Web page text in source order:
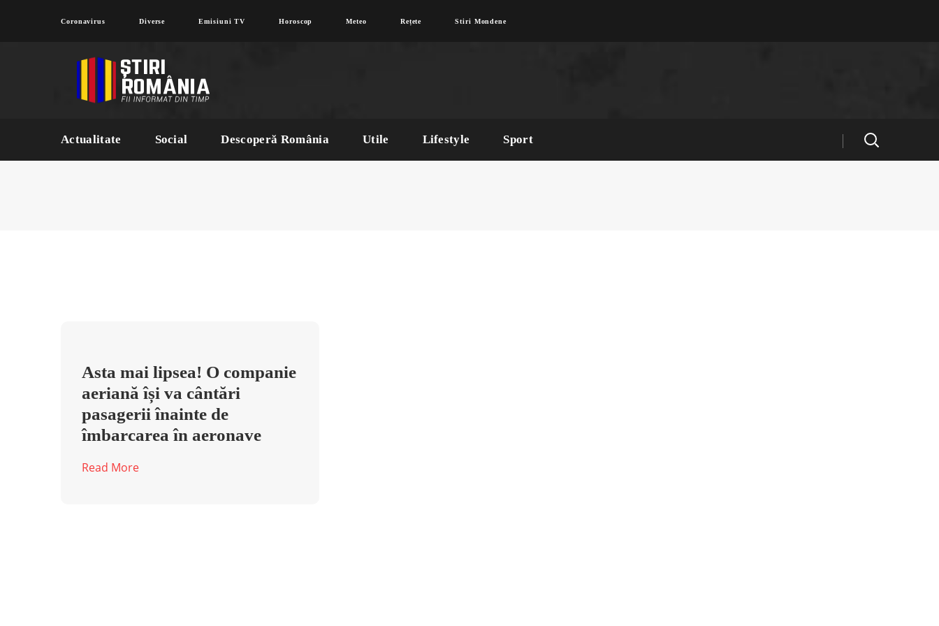
Coronavirus Diverse Emisiuni TV Horoscop Meteo Rețete Stiri Mondene
Actualitate Social Descoperă România Utile Lifestyle Sport
Asta mai lipsea! O companie
aeriană își va cântări
pasagerii înainte de
îmbarcarea în aeronave
Read More